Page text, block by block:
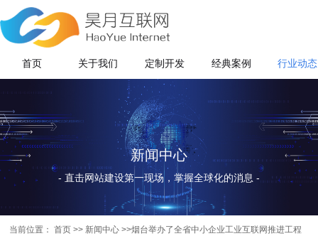
首页 关于我们 定制开发 经典案例 行业动态
新闻中心
- 直击网站建设第一现场，掌握全球化的消息 -
当前位置：首页 >> 新闻中心 >>烟台举办了全省中小企业工业互联网推进工程